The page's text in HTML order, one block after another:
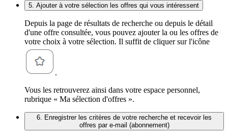
5. Ajouter à votre sélection les offres qui vous intéressent
Depuis la page de résultats de recherche ou depuis le détail
d'une offre consultée, vous pouvez ajouter la ou les offres de
votre choix à votre sélection. Il suffit de cliquer sur l'icône
.
Vous les retrouverez ainsi dans votre espace personnel,
rubrique « Ma sélection d'offres ».
6. Enregistrer les critères de votre recherche et recevoir les
offres par e-mail (abonnement)